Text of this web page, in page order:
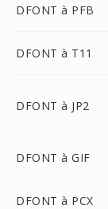
DFONT à PFB
DFONT à T11
DFONT à JP2
DFONT à GIF
DFONT à PCX